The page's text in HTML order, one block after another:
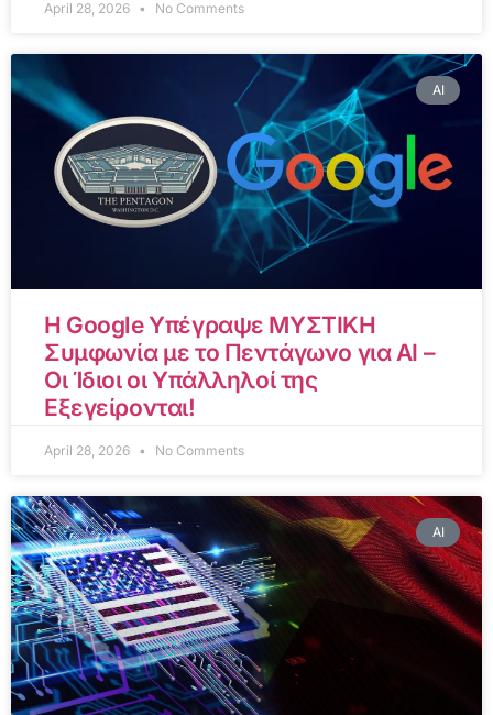
April 28, 2026 No Comments
AI
Η Google Υπέγραψε ΜΥΣΤΙΚΗ
Συμφωνία με το Πεντάγωνο για AI –
Οι Ίδιοι οι Υπάλληλοί της
Εξεγείρονται!
April 28, 2026 No Comments
AI